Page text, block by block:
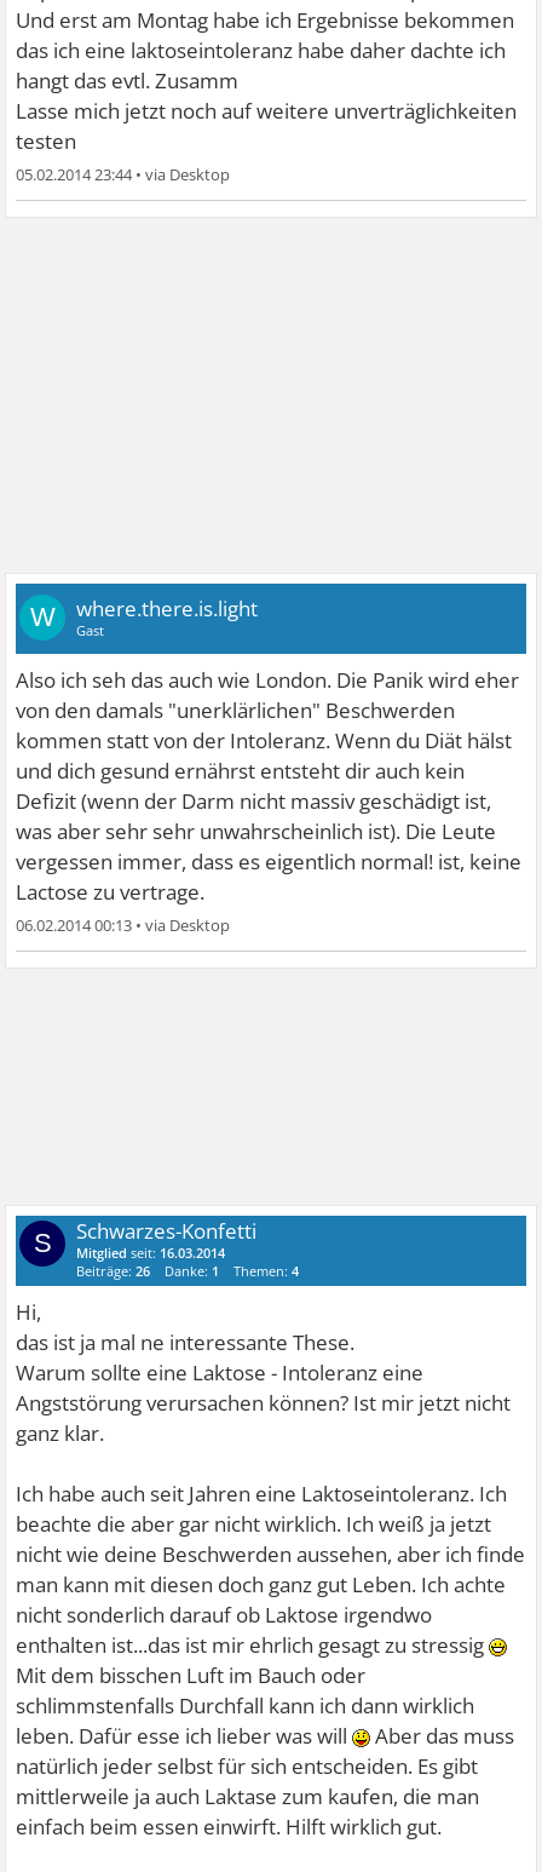
Und erst am Montag habe ich Ergebnisse bekommen
das ich eine laktoseintoleranz habe daher dachte ich
hangt das evtl. Zusamm
Lasse mich jetzt noch auf weitere unverträglichkeiten
testen
05.02.2014 23:44•
W where.there.is.light
Gast
Also ich seh das auch wie London. Die Panik wird eher
von den damals "unerklärlichen" Beschwerden
kommen statt von der Intoleranz. Wenn du Diät hälst
und dich gesund ernährst entsteht dir auch kein
Defizit (wenn der Darm nicht massiv geschädigt ist,
was aber sehr sehr unwahrscheinlich ist). Die Leute
vergessen immer, dass es eigentlich normal! ist, keine
Lactose zu vertrage.
06.02.2014 00:13 •
S Schwarzes-Konfetti
Mitglied seit: 16.03.2014
Beiträge:26 Danke: 1 Themen:4
Hi,
das ist ja mal ne interessante These.
Warum sollte eine Laktose - Intoleranz eine
Angststörung verursachen können? Ist mir jetzt nicht
ganz klar.
Ich habe auch seit Jahren eine Laktoseintoleranz. Ich
beachte die aber gar nicht wirklich. Ich weiß ja jetzt
nicht wie deine Beschwerden aussehen, aber ich finde
man kann mit diesen doch ganz gut Leben. Ich achte
nicht sonderlich darauf ob Laktose irgendwo
enthalten ist...das ist mir ehrlich gesagt zu stressig
Mit dem bisschen Luft im Bauch oder
schlimmstenfalls Durchfall kann ich dann wirklich
leben. Dafür esse ich lieber was will
Aber das muss
natürlich jeder selbst für sich entscheiden. Es gibt
mittlerweile ja auch Laktase zum kaufen, die man
einfach beim essen einwirft. Hilft wirklich gut.